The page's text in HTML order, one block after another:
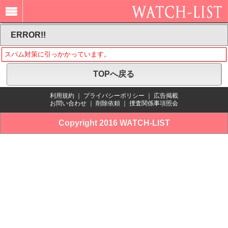
ERROR!!
スパム対策に引っかかっています。
TOPへ戻る
利用規約 プライバシーポリシー
広告掲載
お問い合わせ
削除依頼 捜査関係事項照会
Copyright 2016 WATCH-LIST